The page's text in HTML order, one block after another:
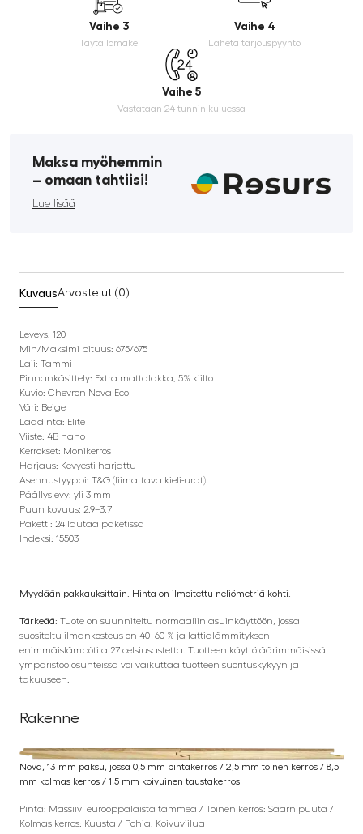
Vaihe 3
Täytä lomake
Vaihe 4
Lähetä tarjouspyyntö
Vaihe 5
Vastataan 24 tunnin kuluessa
Maksa myöhemmin
­– omaan tahtiisi!
Lue lisää
KuvausArvostelut (0)
Leveys: 120
Min/Maksimi pituus: 675/675
Laji: Tammi
Pinnankäsittely: Extra mattalakka, 5% kiilto
Kuvio: Chevron Nova Eco
Väri: Beige
Laadinta: Elite
Viiste: 4B nano
Kerrokset: Monikerros
Harjaus: Kevyesti harjattu
Asennustyyppi: T&G (liimattava kieli-urat)
Päällyslevy: yli 3 mm
Puun kovuus: 2.9–3.7
Paketti: 24 lautaa paketissa
Indeksi: 15503
Myydään pakkauksittain. Hinta on ilmoitettu neliömetriä kohti.
Tärkeää: Tuote on suunniteltu normaaliin asuinkäyttöön, jossa
suositeltu ilmankosteus on 40–60 % ja lattialämmityksen
enimmäislämpötila 27 celsiusastetta. Tuotteen käyttö äärimmäisissä
ympäristöolosuhteissa voi vaikuttaa tuotteen suorituskykyyn ja
takuuseen.
Rakenne
Nova, 13 mm paksu, jossa 0,5 mm pintakerros / 2,5 mm toinen kerros / 8,5
mm kolmas kerros / 1,5 mm koivuinen taustakerros
Pinta: Massiivi eurooppalaista tammea / Toinen kerros: Saarnipuuta /
Kolmas kerros: Kuusta / Pohja: Koivuviilua